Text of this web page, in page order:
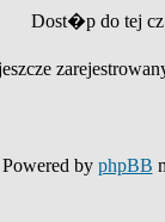
Dost�p do tej
Powered by phpBB